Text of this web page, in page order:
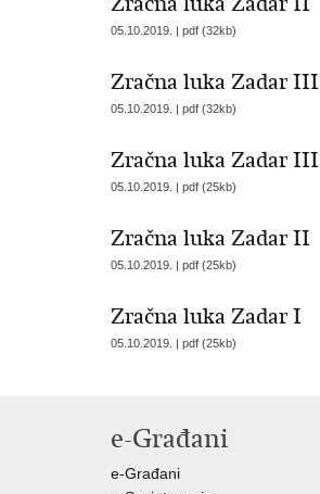
05.10.2019. | pdf (32kb)
Zračna luka Zadar III
05.10.2019. | pdf (32kb)
Zračna luka Zadar III
05.10.2019. | pdf (25kb)
Zračna luka Zadar II
05.10.2019. | pdf (25kb)
Zračna luka Zadar I
05.10.2019. | pdf (25kb)
e-Građani
e-Građani